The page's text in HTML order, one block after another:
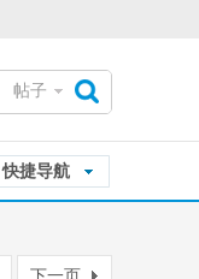
帖子
快捷导航